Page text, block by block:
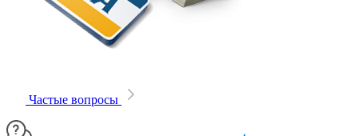
Частые вопросы